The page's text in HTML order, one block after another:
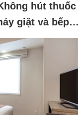
hút thuốc
giặt và bếp